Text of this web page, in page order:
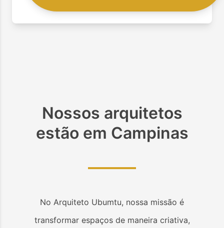
Nossos arquitetos
estão em Campinas
No Arquiteto Ubumtu, nossa missão é
transformar espaços de maneira criativa,